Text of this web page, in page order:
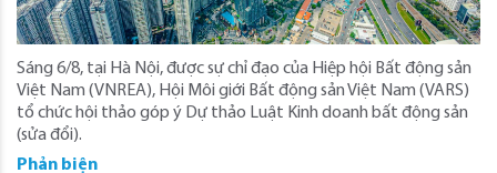
Sáng 6/8, tại Hà Nội, được sự chỉ đạo của Hiệp hội Bất động sản
Việt Nam (VNREA), Hội Môi giới Bất động sản Việt Nam (VARS)
tổ chức hội thảo góp ý Dự thảo Luật Kinh doanh bất động sản
(sửa đổi).
Phản biện